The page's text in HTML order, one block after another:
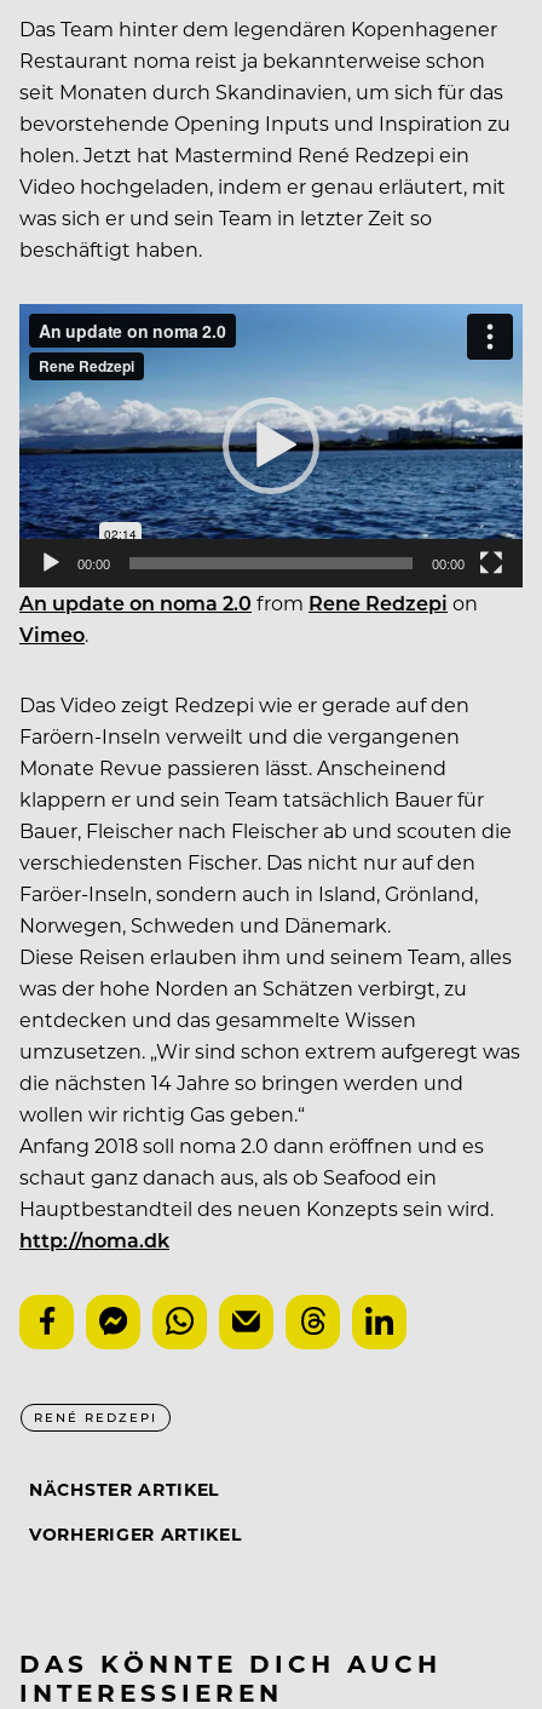
Das Team hinter dem legendären Kopenhagener
Restaurant noma reist ja bekannterweise schon
seit Monaten durch Skandinavien, um sich für das
bevorstehende Opening Inputs und Inspiration zu
holen. Jetzt hat Mastermind René Redzepi ein
Video hochgeladen, indem er genau erläutert, mit
was sich er und sein Team in letzter Zeit so
beschäftigt haben.
Video
Player
00:00 00:00
An update on noma 2.0 from Rene Redzepi on
Vimeo.
Das Video zeigt Redzepi wie er gerade auf den
Faröern-Inseln verweilt und die vergangenen
Monate Revue passieren lässt. Anscheinend
klappern er und sein Team tatsächlich Bauer für
Bauer, Fleischer nach Fleischer ab und scouten die
verschiedensten Fischer. Das nicht nur auf den
Faröer-Inseln, sondern auch in Island, Grönland,
Norwegen, Schweden und Dänemark.
Diese Reisen erlauben ihm und seinem Team, alles
was der hohe Norden an Schätzen verbirgt, zu
entdecken und das gesammelte Wissen
umzusetzen. „Wir sind schon extrem aufgeregt was
die nächsten 14 Jahre so bringen werden und
wollen wir richtig Gas geben.“
Anfang 2018 soll noma 2.0 dann eröffnen und es
schaut ganz danach aus, als ob Seafood ein
Hauptbestandteil des neuen Konzepts sein wird.
http://noma.dk
RENÉ REDZEPI
NÄCHSTER ARTIKEL
VORHERIGER ARTIKEL
DAS KÖNNTE DICH AUCH
INTERESSIEREN